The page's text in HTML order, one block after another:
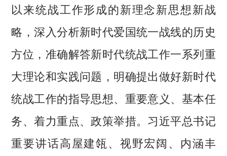
以来统战工作形成的新理念新思想新战
略，深入分析新时代爱国统一战线的历史
方位，准确解答新时代统战工作一系列重
大理论和实践问题，明确提出做好新时代
统战工作的指导思想、重要意义、基本任
务、着力重点、政策举措。习近平总书记
重要讲话高屋建瓴、视野宏阔、内涵丰